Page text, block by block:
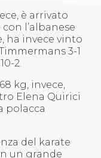
è arrivato
l’albanese
ha invece vinto
3-1
2.
kg, invece,
Elena Quirici
polacca
del karate
un grande